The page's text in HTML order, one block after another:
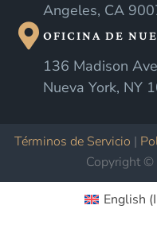
Angeles, CA
OFICINA DE
136 Madison
Nueva York, NY
Términos de Servicio |
Copyright
English (